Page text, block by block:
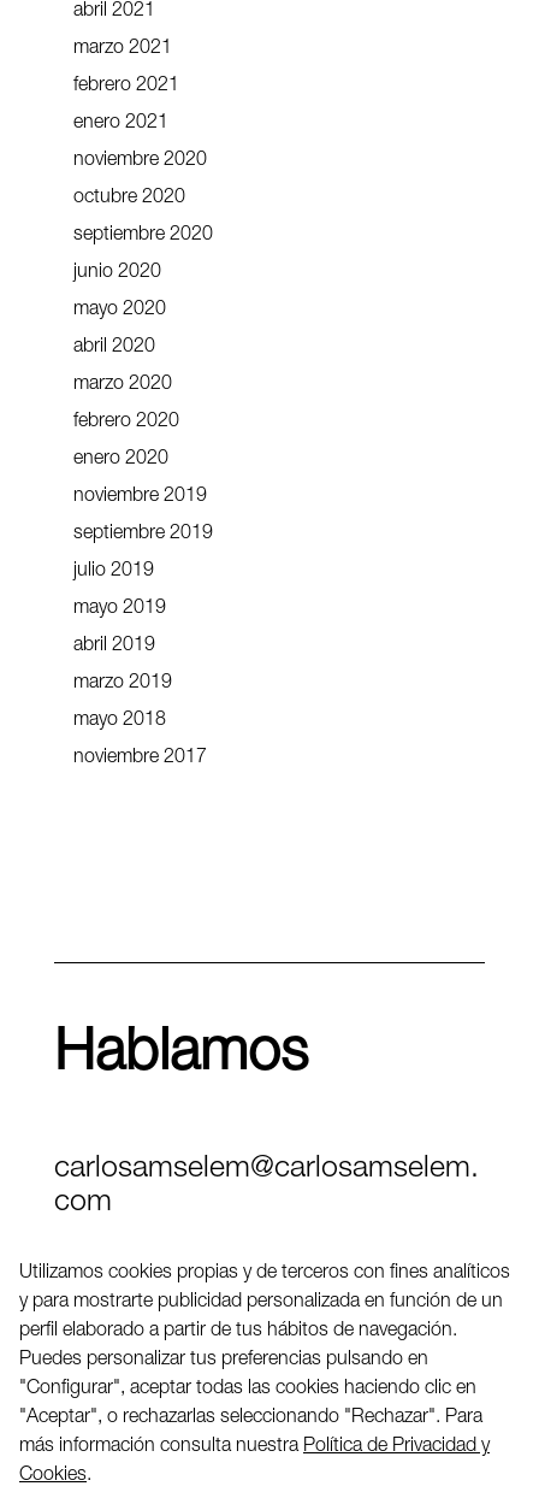
abril 2021
marzo 2021
febrero 2021
enero 2021
noviembre 2020
octubre 2020
septiembre 2020
junio 2020
mayo 2020
abril 2020
marzo 2020
febrero 2020
enero 2020
noviembre 2019
septiembre 2019
julio 2019
mayo 2019
abril 2019
marzo 2019
mayo 2018
noviembre 2017
Hablamos
carlosamselem@carlosamselem.
com
Twitter
LinkedIN
2026 ©
Utilizamos cookies propias y de terceros con fines analíticos
y para mostrarte publicidad personalizada en función de un
perfil elaborado a partir de tus hábitos de navegación.
Puedes personalizar tus preferencias pulsando en
"Configurar", aceptar todas las cookies haciendo clic en
"Aceptar", o rechazarlas seleccionando "Rechazar". Para
más información consulta nuestra Política de Privacidad y
Cookies.